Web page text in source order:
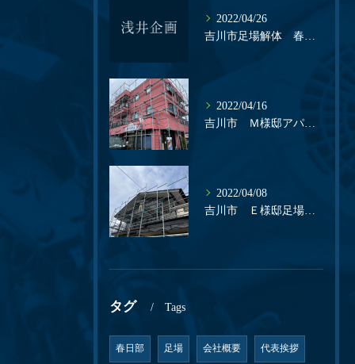
2022/04/26
2022/04/16
2022/04/08
タグ Tags
春日部 足場 会社概要 代表挨拶